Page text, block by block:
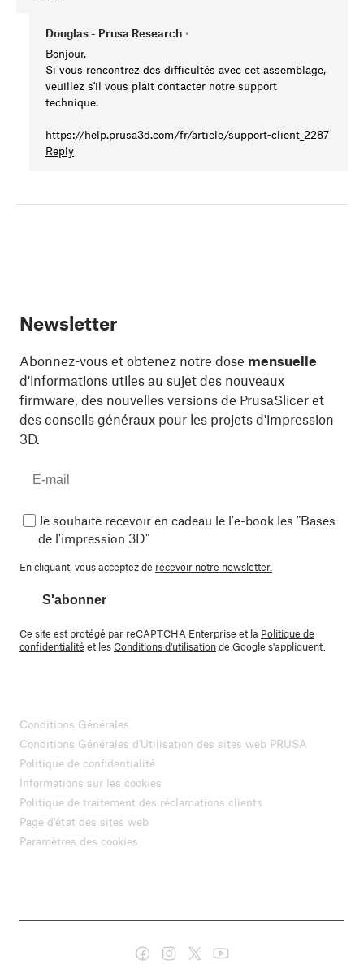
Douglas - Prusa Research •
Bonjour,
Si vous rencontrez des difficultés avec cet assemblage,
veuillez s'il vous plait contacter notre support
technique.
https://help.prusa3d.com/fr/article/support-client_2287
Reply
Newsletter
Abonnez-vous et obtenez notre dose mensuelle
d'informations utiles au sujet des nouveaux
firmware, des nouvelles versions de PrusaSlicer et
des conseils généraux pour les projets d'impression
3D.
Je souhaite recevoir en cadeau le l'e-book les "Bases
de l'impression 3D"
En cliquant, vous acceptez de recevoir notre newsletter.
S'abonner
Ce site est protégé par reCAPTCHA Enterprise et la Politique de
confidentialité et lesConditions d'utilisationde Google s'appliquent.
Conditions Générales
Conditions Générales d'Utilisation des sites web PRUSA
Politique de confidentialité
Informations sur les cookies
Politique de traitement des réclamations clients
Page d'état des sites web
Paramètres des cookies